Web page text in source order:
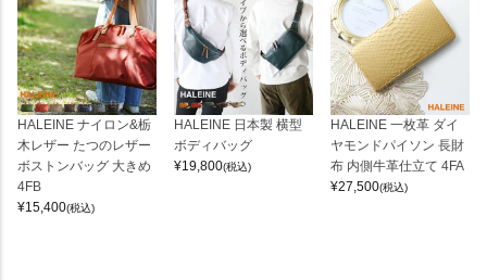
HALEINE ナイロン&栃
木レザー たつのレザー
ボストンバッグ 大きめ
4FB
¥15,400(税込)
HALEINE 日本製 横型
ボディバッグ
¥19,800(税込)
HALEINE 一枚革 ダイ
ヤモンドパイソン 長財
布 内側牛革仕立て 4FA
¥27,500(税込)